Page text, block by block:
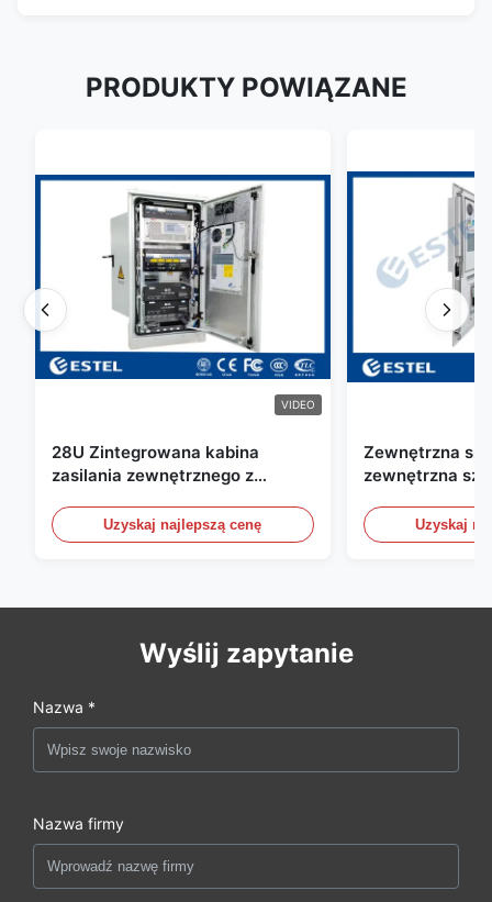
PRODUKTY POWIĄZANE
VIDEO
28U Zintegrowana kabina
zasilania zewnętrznego z
Uzyskaj najlepszą cenę
Zewnętrzna
zewnętrzna
wody /Uzyskaj
Wyślij zapytanie
Nazwa *
Nazwa firmy